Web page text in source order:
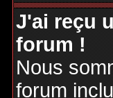
J'ai reçu
forum !
Nous
forum